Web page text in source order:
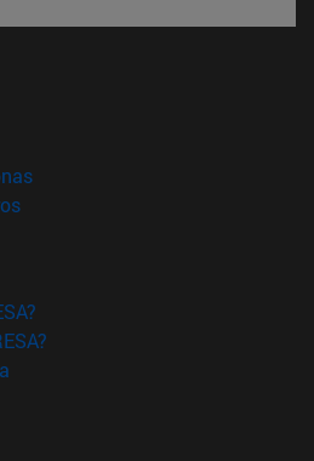
ventana)
(abre en nueva ventana)
(abre en nueva ventana)